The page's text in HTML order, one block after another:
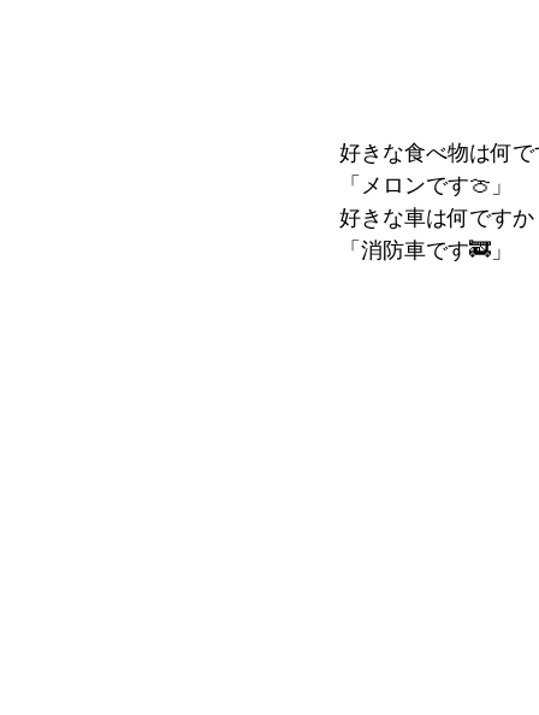
好きな食べ物は何
「メロンです🍈」
好きな車は何ですか
「消防車です🚒」